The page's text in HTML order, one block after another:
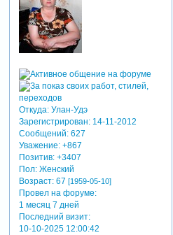
Откуда:Улан-Удэ
Зарегистрирован: 14-11-2012
Сообщений:627
Уважение: +867
Позитив: +3407
Пол:Женский
Возраст:67 [1959-05-10]
Провел на форуме:
1 месяц 7 дней
Последний визит:
10-10-2025 12:00:42